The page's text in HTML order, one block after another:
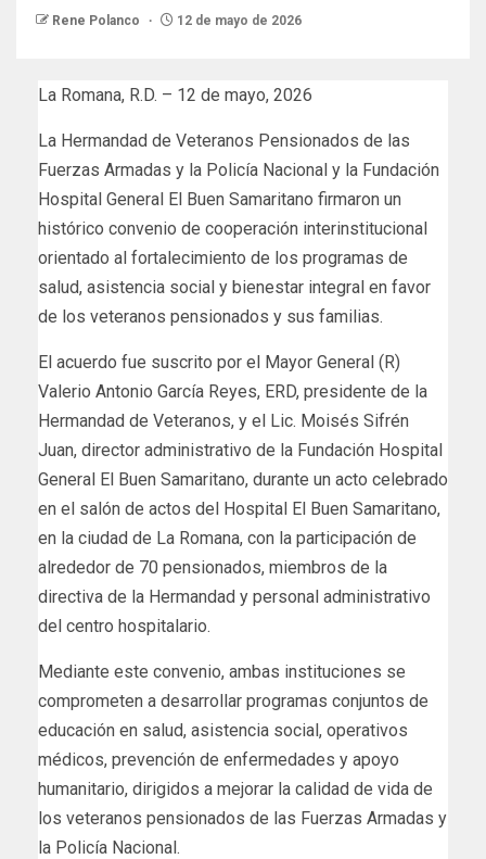
Rene Polanco 12 de mayo de 2026
La Romana, R.D. – 12 de mayo, 2026
La Hermandad de Veteranos Pensionados de las
Fuerzas Armadas y la Policía Nacional y la Fundación
Hospital General El Buen Samaritano firmaron un
histórico convenio de cooperación interinstitucional
orientado al fortalecimiento de los programas de
salud, asistencia social y bienestar integral en favor
de los veteranos pensionados y sus familias.
El acuerdo fue suscrito por el Mayor General (R)
Valerio Antonio García Reyes, ERD, presidente de la
Hermandad de Veteranos, y el Lic. Moisés Sifrén
Juan, director administrativo de la Fundación Hospital
General El Buen Samaritano, durante un acto celebrado
en el salón de actos del Hospital El Buen Samaritano,
en la ciudad de La Romana, con la participación de
alrededor de 70 pensionados, miembros de la
directiva de la Hermandad y personal administrativo
del centro hospitalario.
Mediante este convenio, ambas instituciones se
comprometen a desarrollar programas conjuntos de
educación en salud, asistencia social, operativos
médicos, prevención de enfermedades y apoyo
humanitario, dirigidos a mejorar la calidad de vida de
los veteranos pensionados de las Fuerzas Armadas y
la Policía Nacional.